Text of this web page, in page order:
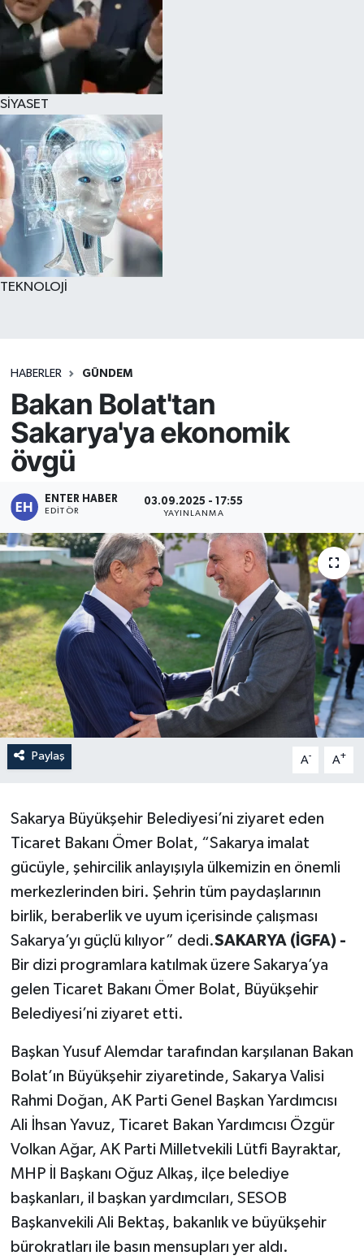
SİYASET
TEKNOLOJİ
HABERLER GÜNDEM
Bakan Bolat'tan
Sakarya'ya ekonomik
övgü
ENTER HABER
EDITÖR
03.09.2025 - 17:55
YAYINLANMA
Paylaş A- A+
Sakarya Büyükşehir Belediyesi’ni ziyaret eden
Ticaret Bakanı Ömer Bolat, “Sakarya imalat
gücüyle, şehircilik anlayışıyla ülkemizin en önemli
merkezlerinden biri. Şehrin tüm paydaşlarının
birlik, beraberlik ve uyum içerisinde çalışması
Sakarya’yı güçlü kılıyor” dedi.SAKARYA (İGFA) -
Bir dizi programlara katılmak üzere Sakarya’ya
gelen Ticaret Bakanı Ömer Bolat, Büyükşehir
Belediyesi’ni ziyaret etti.
Başkan Yusuf Alemdar tarafından karşılanan Bakan
Bolat’ın Büyükşehir ziyaretinde, Sakarya Valisi
Rahmi Doğan, AK Parti Genel Başkan Yardımcısı
Ali İhsan Yavuz, Ticaret Bakan Yardımcısı Özgür
Volkan Ağar, AK Parti Milletvekili Lütfi Bayraktar,
MHP İl Başkanı Oğuz Alkaş, ilçe belediye
başkanları, il başkan yardımcıları, SESOB
Başkanvekili Ali Bektaş, bakanlık ve büyükşehir
bürokratları ile basın mensupları yer aldı.